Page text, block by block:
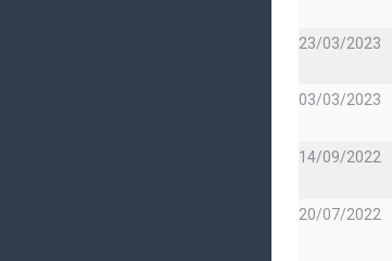
23/03/2023
03/03/2023
14/09/2022
20/07/2022